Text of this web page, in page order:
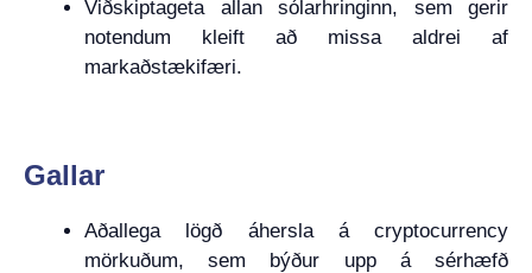
Viðskiptageta allan sólarhringinn, sem gerir
notendum kleift að missa aldrei af
markaðstækifæri.
Gallar
Aðallega lögð áhersla á cryptocurrency
mörkuðum, sem býður upp á sérhæfð